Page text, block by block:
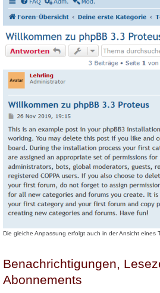
Die gleiche Anpassung erfolgt auch in der Ansicht eines
Benachrichtigungen,
Abonnements